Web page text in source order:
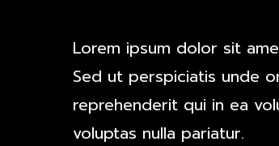
Lorem ipsum dolor sit
Sed ut perspiciatis unde
reprehenderit qui in ea
voluptas nulla pariatur.